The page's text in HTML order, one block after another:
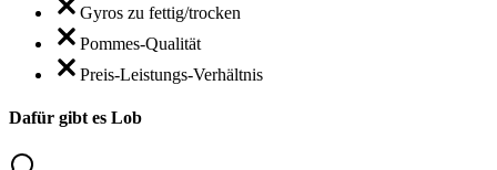
Gyros zu fettig/trocken
Pommes-Qualität
Preis-Leistungs-Verhältnis
Dafür gibt es Lob